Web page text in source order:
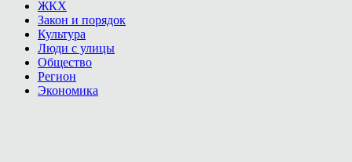
ЖКХ
Закон и порядок
Культура
Люди с улицы
Общество
Регион
Экономика